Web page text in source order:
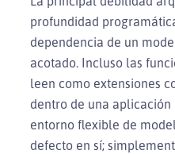
profundidad
dependencia de un
acotado. Incluso las
leen como extensiones
dentro de una
entorno flexible de
defecto en sí;